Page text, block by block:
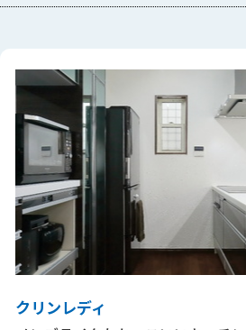
クリンレディ